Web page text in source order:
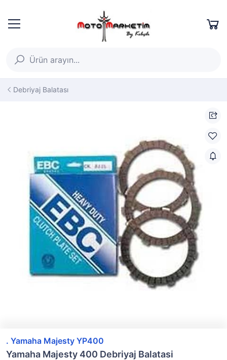
Debriyaj Balatası
. Yamaha Majesty YP400
Yamaha Majesty 400 Debriyaj Balatasi